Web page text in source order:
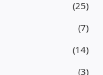
(25)
(7)
(14)
(3)